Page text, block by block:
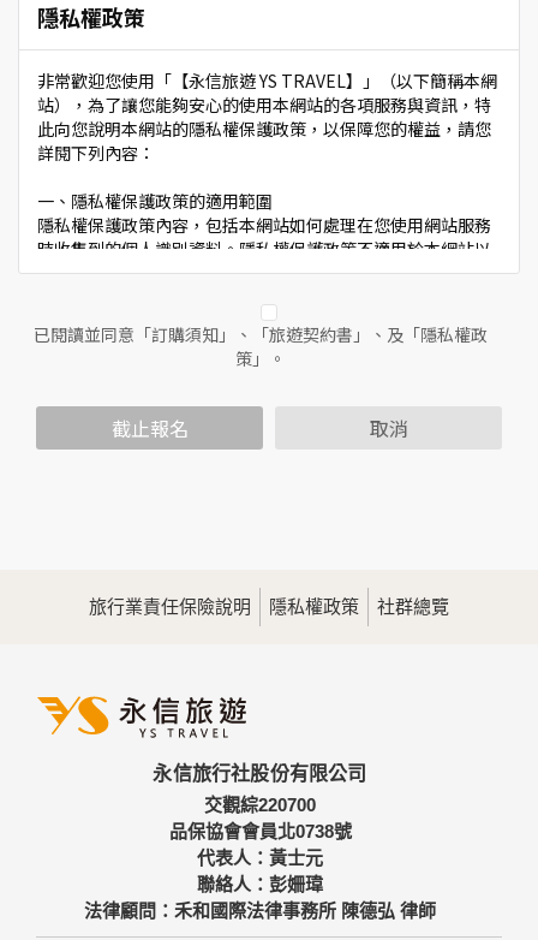
隱私權政策
非常歡迎您使用「【永信旅遊 YS TRAVEL】」（以下簡稱本網
站），為了讓您能夠安心的使用本網站的各項服務與資訊，特
此向您說明本網站的隱私權保護政策，以保障您的權益，請您
詳閱下列內容：
一、隱私權保護政策的適用範圍
隱私權保護政策內容，包括本網站如何處理在您使用網站服務
時收集到的個人識別資料。隱私權保護政策不適用於本網站以
外的相關連結網站，也不適用於非本網站所委託或參與管理的
二、個人資料的蒐集、處理及利用方式
當您造訪本網站或使用本網站所提供之功能服務時，我們將視
範圍內處理及利用您的個人資料；非經您書面同意，本網站不
會將個人資料用於其他用途。
為提供精確的服務，我們會將收集的問卷調查內容進行統計與
分析，分析結果之統計數據或說明文字呈現，除供內部研究
三、資料之保護
備及必要的安全防護措施，加以保護網站及您的個人資料採用
嚴格的保護措施，只由經過授權的人員才能接觸您的個人資
料，相關處理人員皆簽有保密合約，如有違反保密義務者，將
會受到相關的法律處分。
如因業務需要有必要委託其他單位提供服務時，本網站亦會嚴
格要求其遵守保密義務，並且採取必要檢查程序以確定其將確
實遵守。
已閱讀並同意「訂購須知」、「旅遊契約書」、及「隱私權政
策」。
截止報名 取消
旅行業責任保險說明 隱私權政策 社群總覽
永信旅行社股份有限公司
交觀綜220700
品保協會會員北0738號
代表人：黃士元
聯絡人：彭姍瑋
法律顧問：禾和國際法律事務所 陳德弘 律師